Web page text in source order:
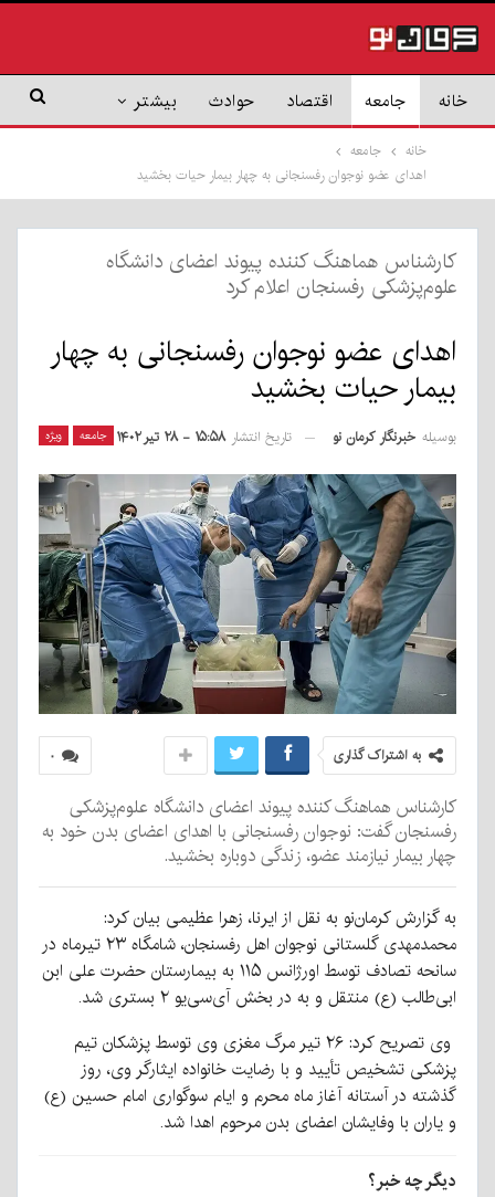
خانه جامعه اقتصاد حوادث بیشتر
خانه
جامعه
اهدای عضو نوجوان رفسنجانی به چهار بیمار حیات بخشید
کارشناس هماهنگ کننده پیوند اعضای دانشگاه
علوم‌پزشکی رفسنجان اعلام کرد
اهدای عضو نوجوان رفسنجانی به چهار
بیمار حیات بخشید
جامعه ویژه بوسیله خبرنگار کرمان نو تاریخ انتشار ۱۵:۵۸ - ۲۸ تیر ۱۴۰۲
۰ به اشتراک گذاری
کارشناس هماهنگ کننده پیوند اعضای دانشگاه علوم‌پزشکی
رفسنجان گفت: نوجوان رفسنجانی با اهدای اعضای بدن خود به
چهار بیمار نیازمند عضو، زندگی دوباره بخشید.
به گزارش کرمان‌نو به نقل از ایرنا، زهرا عظیمی بیان کرد:
محمدمهدی گلستانی نوجوان اهل رفسنجان، شامگاه ۲۳ تیرماه در
سانحه تصادف توسط اورژانس ۱۱۵ به بیمارستان حضرت علی ابن
ابی‌طالب (ع) منتقل و به در بخش آی‌سی‌یو ۲ بستری شد.
وی تصریح کرد: ۲۶ تیر مرگ مغزی وی توسط پزشکان تیم
پزشکی تشخیص تأیید و با رضایت خانواده ایثارگر وی، روز
گذشته در آستانه آغاز ماه محرم و ایام سوگواری امام حسین (ع)
و یاران با وفایشان اعضای بدن مرحوم اهدا شد.
دیگر چه خبر؟